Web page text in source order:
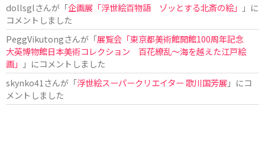
dollsglさんが「企画展「浮世絵百物語 ゾッとする北斎の絵」
」に
コメントしました
PeggVikutongさんが「展覧会「東京都美術館開館100周年記念
大英博物館日本美術コレクション 百花繚乱〜海を越えた江戸絵
画」
」にコメントしました
skynko41 さんが「浮世絵スーパークリエイター 歌川国芳展 」にコ
メントしました